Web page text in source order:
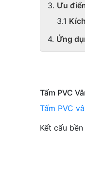
Ưu
Ứng
Tấm PVC
Tấm PVC
Kết cấu